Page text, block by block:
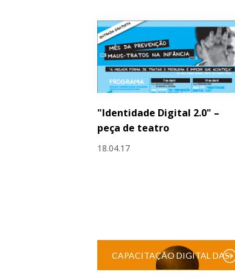
"Identidade Digital 2.0" –
peça de teatro
18.04.17
CAPACITAÇÃO DIGITAL DAS